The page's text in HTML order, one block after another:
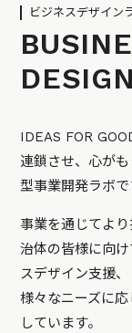
ビジネスデザイン
IDEAS FOR
連鎖させ、心が
型事業開発ラボで
事業を通じてよ
治体の皆様に向
スデザイン支援
様々なニーズに
しています。